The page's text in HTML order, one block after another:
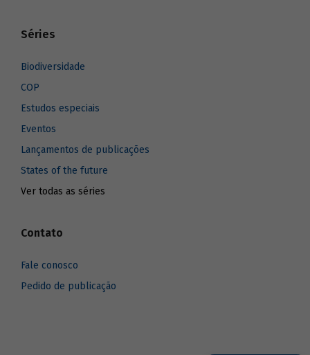
Séries
Biodiversidade
COP
Estudos especiais
Eventos
Lançamentos de publicações
States of the future
Ver todas as séries
Contato
Fale conosco
Pedido de publicação